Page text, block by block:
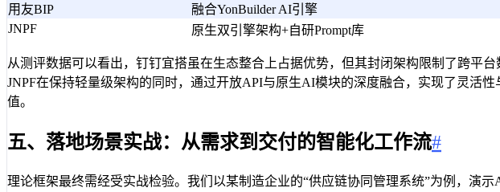
用友BIP
融合YonBuilder AI引擎
JNPF
原生双引擎架构+自研Prompt库
从测评数据可以看出，钉钉宜搭虽在生态整合上占据优势，但其封闭架构限制了跨平
JNPF在保持轻量级架构的同时，通过开放API与原生AI模块的深度融合，实现了灵活
值。
五、落地场景实战：从需求到交付的智能化工作流#
理论框架最终需经受实战检验。我们以某制造企业的“供应链协同管理系统”为例，演示